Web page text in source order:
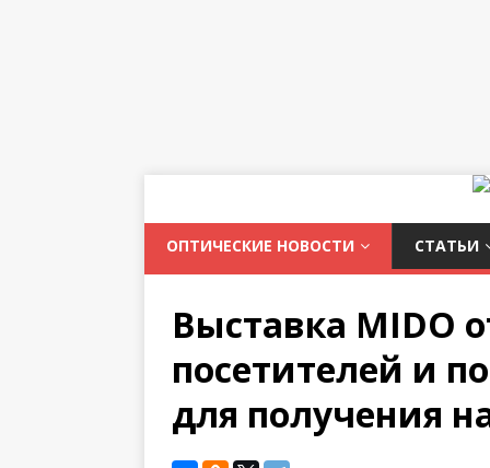
ОПТИЧЕСКИЕ НОВОСТИ СТАТЬИ
Выставка MIDO
посетителей и
для получения